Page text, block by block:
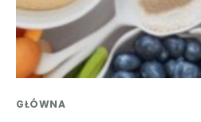
GŁÓWNA